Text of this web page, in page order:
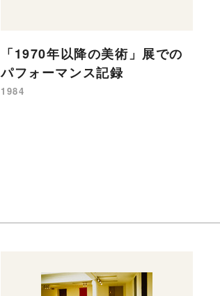
「1970年以降の美術」展での
パフォーマンス記録
1984